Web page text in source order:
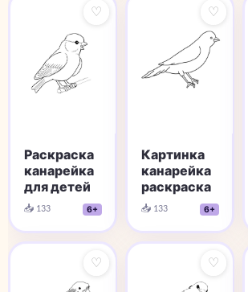
♡
Раскраска
канарейка
для детей
📥 133 6+
♡
Картинка
канарейка
раскраска
📥 133 6+
♡ ♡